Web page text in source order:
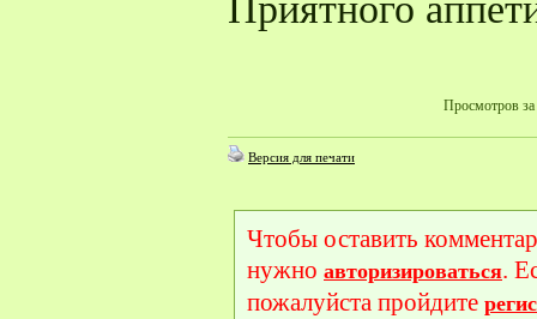
Приятного
Просмотров за
Версия для печати
Чтобы оставить
нужно авторизироваться.
пожалуйста пройдите